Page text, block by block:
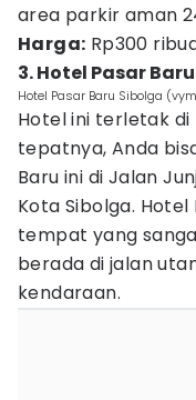
area parkir aman
Harga: Rp300
3. Hotel Pasar Baru
Hotel Pasar Baru Sibolga
Hotel ini terletak di
tepatnya, Anda
Baru ini di Jalan
Kota Sibolga.
tempat yang
berada di jalan
kendaraan.